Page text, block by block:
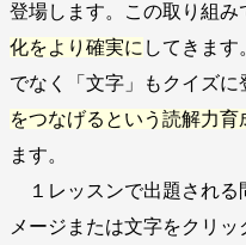
登場します。この取り組
化をより確実に してきま
でなく「文字」もクイズに
をつなげるという読解力
ます。
１レッスンで出題される
メージまたは文字をクリ